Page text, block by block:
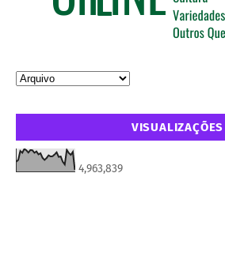
VISUALIZAÇÕES
4,963,839